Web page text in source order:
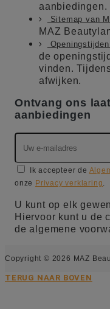
aanbiedingen.
Sitemap van
MAZ
de
vinden.
afwijken.
Ontvang ons
aanbiedingen
Ik accepteer de
onze Privacy verklaring.
U kunt op elk
Hiervoor kunt u de
de algemene
Copyright © 2026 MAZ
TERUG NAAR BOVEN